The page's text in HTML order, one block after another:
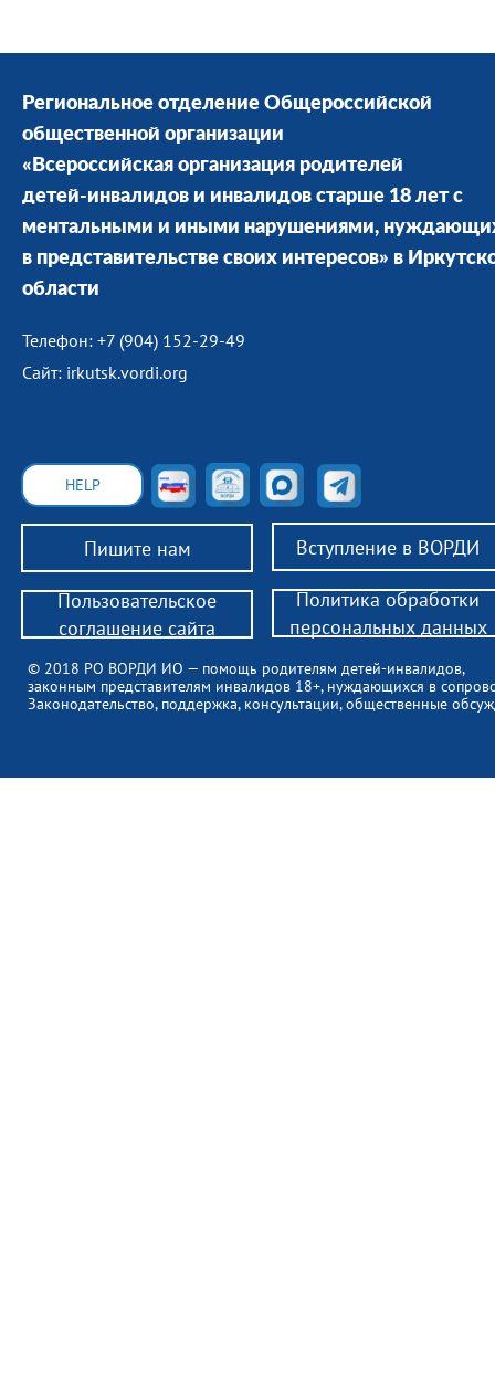
Региональное отделение Общероссийской
общественной организации
«Всероссийская организация родителей
детей-инвалидов и инвалидов старше 18 лет с
ментальными и иными нарушениями,
в представительстве своих интересов» в
области
Телефон: +7 (904) 152-29-49
Сайт: irkutsk.vordi.org
Пишите нам Вступление в ВОРДИ
© 2018 РО ВОРДИ ИО — помощь родителям детей-инвалидов,
законным представителям инвалидов 18+, нуждающихся в
Законодательство, поддержка, консультации, общественные
HELP
Пользовательское
соглашение сайта
Политика обработки
персональных данных